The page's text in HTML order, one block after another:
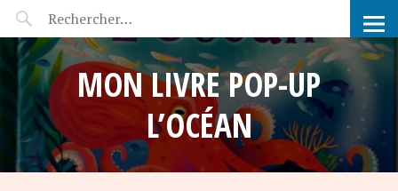
POP-UP FÉERIE
MON LIVRE POP-UP
L’OCÉAN